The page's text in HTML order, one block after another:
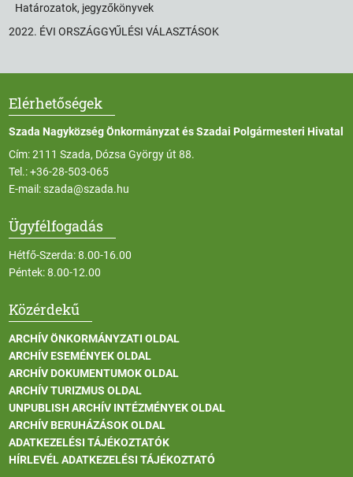
Határozatok, jegyzőkönyvek
2022. ÉVI ORSZÁGGYŰLÉSI VÁLASZTÁSOK
Elérhetőségek
Szada Nagyközség Önkormányzat és Szadai Polgármesteri Hivatal
Cím: 2111 Szada, Dózsa György út 88.
Tel.:+36-28-503-065
E-mail:szada@szada.hu
Ügyfélfogadás
Hétfő-Szerda: 8.00-16.00
Péntek: 8.00-12.00
Közérdekű
ARCHÍV ÖNKORMÁNYZATI OLDAL
ARCHÍV ESEMÉNYEK OLDAL
ARCHÍV DOKUMENTUMOK OLDAL
ARCHÍV TURIZMUS OLDAL
UNPUBLISH ARCHÍV INTÉZMÉNYEK OLDAL
ARCHÍV BERUHÁZÁSOK OLDAL
ADATKEZELÉSI TÁJÉKOZTATÓK
HÍRLEVÉL ADATKEZELÉSI TÁJÉKOZTATÓ